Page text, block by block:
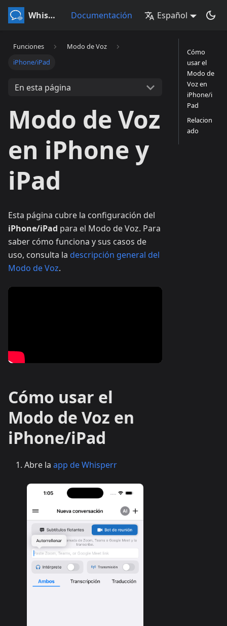
Whisperr Documentación Español
Funciones
Modo de Voz
iPhone/iPad
En esta página
Modo de Voz
en iPhone y
iPad
Esta página cubre la configuración del
iPhone/iPad para el Modo de Voz. Para
saber cómo funciona y sus casos de
uso, consulta la descripción general del
Modo de Voz.
Cómo usar el
Modo de Voz en
iPhone/iPad
Abre la app de Whisperr
Cómo
usar el
Modo de
Voz en
iPhone/i
Pad
Relacion
ado